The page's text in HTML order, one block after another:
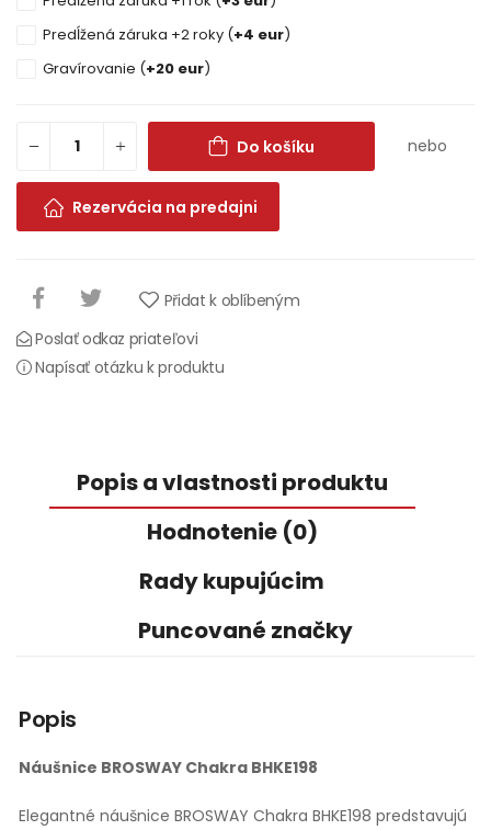
Predĺžená záruka +2 roky (+4 eur)
Gravírovanie (+20 eur)
Do košíku nebo
Rezervácia na predajni
Přidat k oblíbeným
Poslať odkaz priateľovi
Napísať otázku k produktu
Popis a vlastnosti produktu
Hodnotenie (0)
Rady kupujúcim
Puncované značky
Popis
Náušnice BROSWAY Chakra BHKE198
Elegantné náušnice BROSWAY Chakra BHKE198 predstavujú